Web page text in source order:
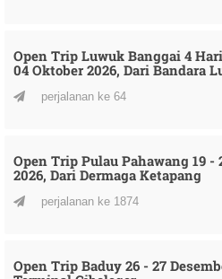
Open Trip Luwuk Banggai 4
04 Oktober 2026, Dari Bandara
perjalanan ke 64
Open Trip Pulau Pahawang 19 -
2026, Dari Dermaga Ketapang
perjalanan ke 1874
Open Trip Baduy 26 - 27